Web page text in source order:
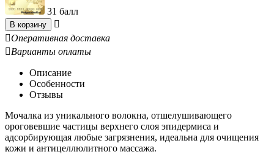
31 балл
В корзину

Оперативная доставка
Варианты оплаты
Описание
Особенности
Отзывы
Мочалка из уникального волокна, отшелушивающего
ороговевшие частицы верхнего слоя эпидермиса и
адсорбирующая любые загрязнения, идеальна для очищения
кожи и антицеллюлитного массажа.